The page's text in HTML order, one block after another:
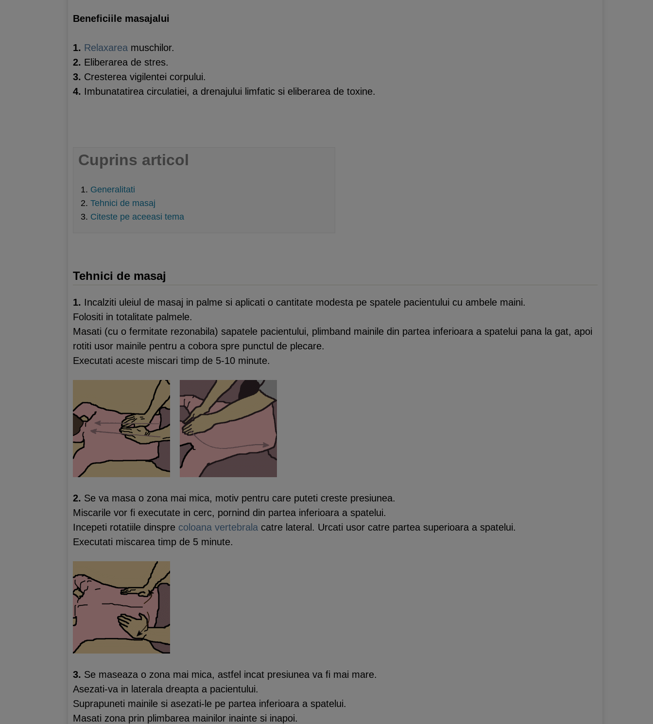
Beneficiile masajalui
1. Relaxarea muschilor.
2. Eliberarea de stres.
3. Cresterea vigilentei corpului.
4. Imbunatatirea circulatiei, a drenajului limfatic si eliberarea de toxine.
Cuprins articol
Generalitati
Tehnici de masaj
Citeste pe aceeasi tema
Tehnici de masaj
1. Incalziti uleiul de masaj in palme si aplicati o cantitate modesta pe spatele pacientului cu ambele maini.
Folositi in totalitate palmele.
Masati (cu o fermitate rezonabila) sapatele pacientului, plimband mainile din partea inferioara a spatelui pana la gat, apoi
rotiti usor mainile pentru a cobora spre punctul de plecare.
Executati aceste miscari timp de 5-10 minute.
2. Se va masa o zona mai mica, motiv pentru care puteti creste presiunea.
Miscarile vor fi executate in cerc, pornind din partea inferioara a spatelui.
Incepeti rotatiile dinspre coloana vertebrala catre lateral. Urcati usor catre partea superioara a spatelui.
Executati miscarea timp de 5 minute.
3. Se maseaza o zona mai mica, astfel incat presiunea va fi mai mare.
Asezati-va in laterala dreapta a pacientului.
Suprapuneti mainile si asezati-le pe partea inferioara a spatelui.
Masati zona prin plimbarea mainilor inainte si inapoi.